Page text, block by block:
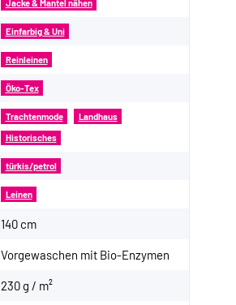
Jacke & Mantel nähen
Einfarbig & Uni
Reinleinen
Öko-Tex
Trachtenmode Landhaus
Historisches
türkis/petrol
Leinen
140 cm
Vorgewaschen mit Bio-Enzymen
230 g / m²